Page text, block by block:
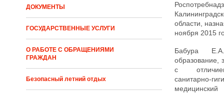
ДОКУМЕНТЫ
ГОСУДАРСТВЕННЫЕ УСЛУГИ
О РАБОТЕ С ОБРАЩЕНИЯМИ
ГРАЖДАН
Безопасный летний отдых
области,
ноября 2015
Бабура
образование,
с
санитарно-